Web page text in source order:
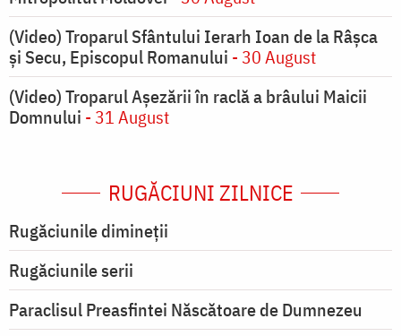
(Video) Troparul Sfântului Ierarh Ioan de la Râșca
și Secu, Episcopul Romanului - 30 August
(Video) Troparul Așezării în raclă a brâului Maicii
Domnului - 31 August
RUGĂCIUNI ZILNICE
Rugăciunile dimineții
Rugăciunile serii
Paraclisul Preasfintei Născătoare de Dumnezeu